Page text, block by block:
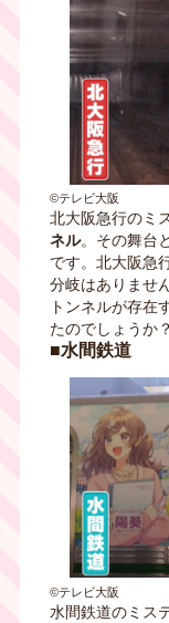
©テレビ大阪
北大阪急行のミ
ネル。その舞台
です。北大阪急
分岐はありませ
トンネルが存在
たのでしょうか？
■水間鉄道
©テレビ大阪
水間鉄道のミス